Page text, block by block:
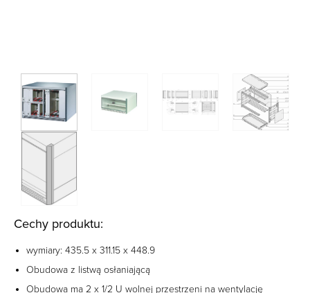
Cechy produktu:
wymiary: 435.5 x 311.15 x 448.9
Obudowa z listwą osłaniającą
Obudowa ma 2 x 1/2 U wolnej przestrzeni na wentylację